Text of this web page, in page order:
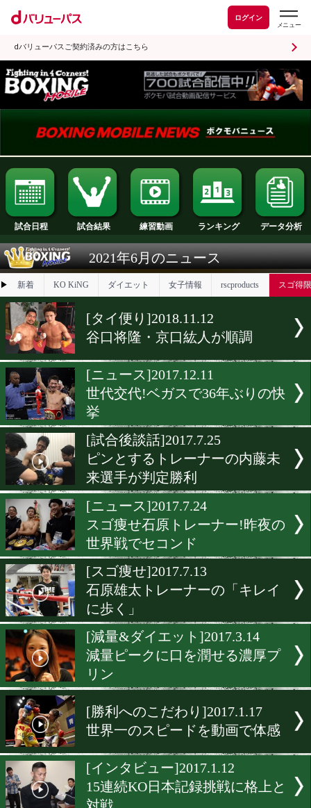
ログイン
dバリューパスご契約済みの方はこちら
試合日程 試合結果 練習動画 ランキング
2021年6月のニュース
▶ 新着 KO KiNG ダイエット 女子情報
[タイ便り]2018.11.12
谷口将隆・京口紘人が順調
[ニュース]2017.12.11
世代交代!ベガスで36年ぶ
挙
[試合後談話]2017.7.25
ピンとするトレーナーの内
来選手が判定勝利
[ニュース]2017.7.24
スゴ痩せ石原トレーナー!
世界戦でセコンド
[スゴ痩せ]2017.7.13
石原雄太トレーナーの「キ
に歩く」
[減量&ダイエット
減量ピークに口を潤せる濃